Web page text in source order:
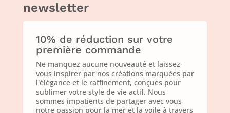
newsletter
10% de réduction sur votre
première commande
Ne manquez aucune nouveauté et laissez-
vous inspirer par nos créations marquées par
l'élégance et le raffinement, conçues pour
sublimer votre style de vie actif. Nous
sommes impatients de partager avec vous
notre passion pour la mer et la voile à travers